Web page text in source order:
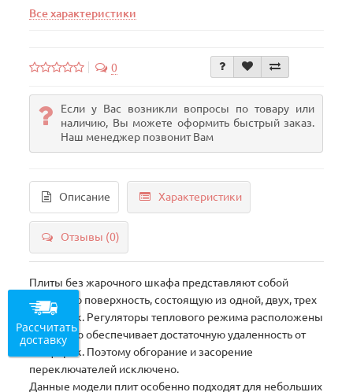
Все характеристики
0
Если у Вас возникли вопросы по товару или
наличию, Вы можете оформить быстрый заказ.
Наш менеджер позвонит Вам
Описание Характеристики
Отзывы (0)
Плиты без жарочного шкафа представляют собой
жарочную поверхность, состоящую из одной, двух, трех
конфорок. Регуляторы теплового режима расположены
сбоку - это обеспечивает достаточную удаленность от
конфорок. Поэтому обгорание и засорение
переключателей исключено.
Данные модели плит особенно подходят для небольших
Рассчитать
доставку